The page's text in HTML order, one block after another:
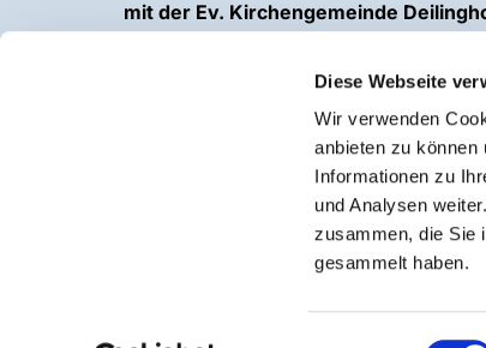
Diese Webseite
Wir verwenden
anbieten zu können
Informationen zu
und Analysen
zusammen, die Sie
gesammelt haben.
Einwilligungsauswahl
mit der Ev. Kirchengemeinde
Die Ev. Kirchengemeinde Balve gehört